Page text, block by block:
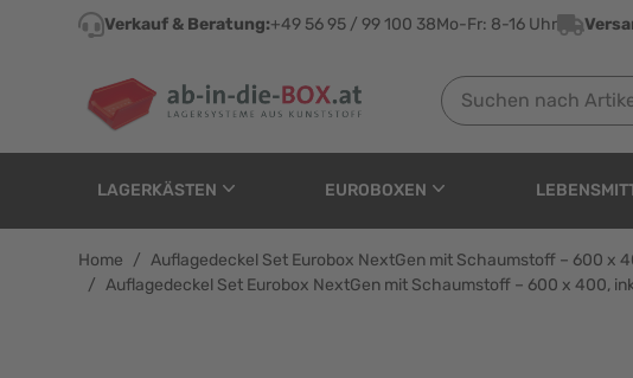
Direkt zum Inhalt
Verkauf & Beratung:+49 56 95 / 99 100 38Mo-Fr: 8-16 Uhr
Suchen nach
LAGERKÄSTEN EUROBOXEN
Home / Auflagedeckel Set Eurobox NextGen mit Schaumstoff – 600 x
/ Auflagedeckel Set Eurobox NextGen mit Schaumstoff – 600 x 400,